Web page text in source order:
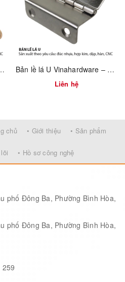
7100.4.01118 Bản lề lá U Vinahardware – 1260.3.11009
Liên hệ
chủ • Giới thiệu • Sản phẩm
• Hồ sơ công nghệ
phố Đông Ba, Phường Bình Hòa,
phố Đông Ba, Phường Bình Hòa,